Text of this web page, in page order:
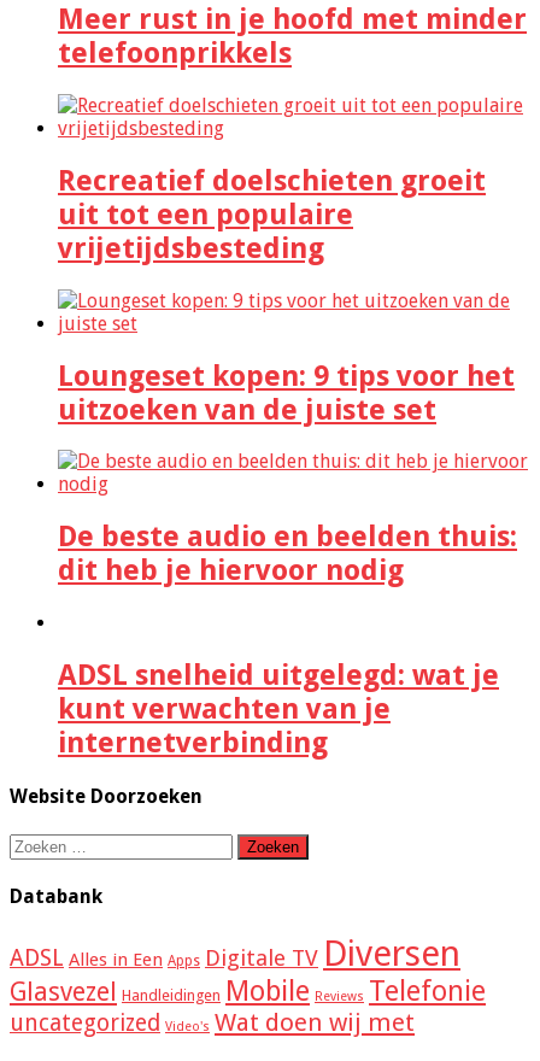
Meer rust in je hoofd met minder
telefoonprikkels
Recreatief doelschieten groeit
uit tot een populaire
vrijetijdsbesteding
Loungeset kopen: 9 tips voor het
uitzoeken van de juiste set
De beste audio en beelden thuis:
dit heb je hiervoor nodig
ADSL snelheid uitgelegd: wat je
kunt verwachten van je
internetverbinding
Website Doorzoeken
Zoeken
naar:
Databank
ADSL Alles in Een Apps Digitale TV Diversen
Glasvezel Handleidingen Mobile Reviews Telefonie
uncategorized Video's Wat doen wij met